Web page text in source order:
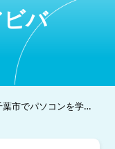
バ
葉市でパソコンを学ぶ
らパソコン教室アビバ